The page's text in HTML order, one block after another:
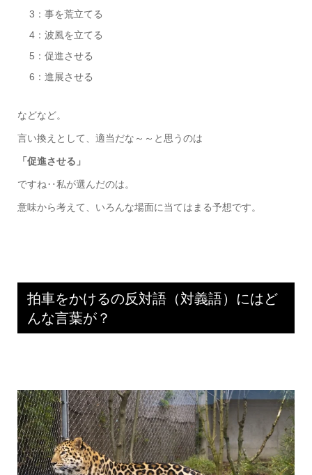
3：事を荒立てる
4：波風を立てる
5：促進させる
6：進展させる
などなど。
言い換えとして、適当だな～～と思うのは
「促進させる」
ですね‥私が選んだのは。
意味から考えて、いろんな場面に当てはまる予想です。
拍車をかけるの反対語（対義語）にはど
んな言葉が？